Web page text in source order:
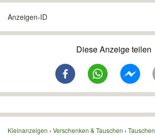
Anzeigen-ID
Diese Anzeige teilen
Kleinanzeigen Verschenken & Tauschen Tauschen